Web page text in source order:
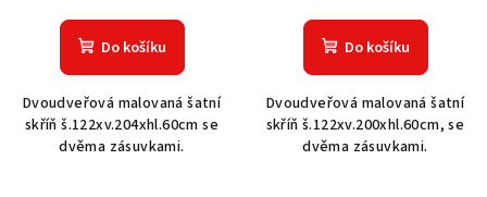
Do košíku
Dvoudveřová malovaná šatní
skříň š.122xv.204xhl.60cm se
dvěma zásuvkami.
Do košíku
Dvoudveřová malovaná šatní
skříň š.122xv.200xhl.60cm, se
dvěma zásuvkami.